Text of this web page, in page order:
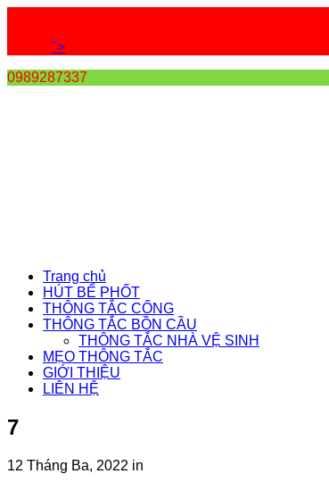
">
0989287337
Trang chủ
HÚT BỂ PHỐT
THÔNG TẮC CỐNG
THÔNG TẮC BỒN CẦU
THÔNG TẮC NHÀ VỆ SINH
MẸO THÔNG TẮC
GIỚI THIỆU
LIÊN HỆ
7
12 Tháng Ba, 2022 in